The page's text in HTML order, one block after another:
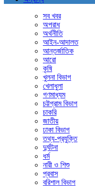
সব খবর
অপরাধ
অর্থনীতি
আইন-আদালত
আন্তর্জাতিক
আরো
কৃষি
খুলনা বিভাগ
খেলাধুলা
গণমাধ্যম
চট্টগ্রাম বিভাগ
চাকরি
জাতীয়
ঢাকা বিভাগ
তথ্য-প্রযুক্তি
দুর্ঘটনা
ধর্ম
নারী ও শিশু
প্রবাস
বরিশাল বিভাগ